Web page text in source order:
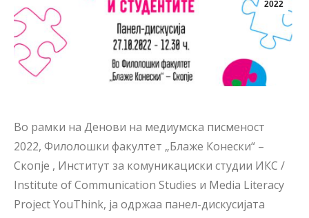
2022
Во рамки на Денови на медиумска писменост
2022, Филолошки факултет „Блаже Конески“ –
Скопје , Институт за комуникациски студии ИКС /
Institute of Communication Studies и Media Literacy
Project YouThink, ја одржаа панел-дискусијата